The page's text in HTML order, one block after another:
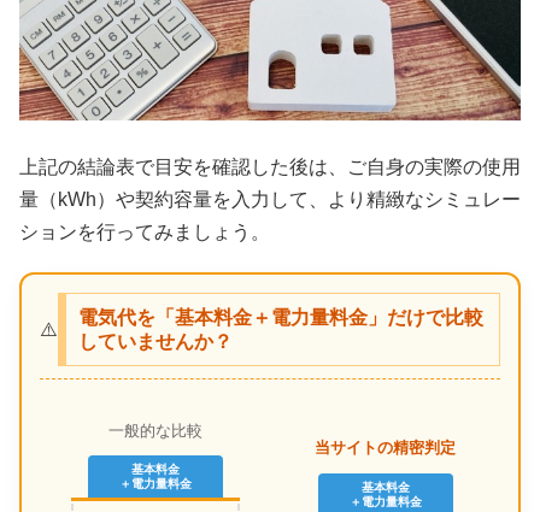
上記の結論表で目安を確認した後は、ご自身の実際の使用
量（kWh）や契約容量を入力して、より精緻なシミュレー
ションを行ってみましょう。
⚠️
電気代を「基本料金＋電力量料金」だけで比較
していませんか？
一般的な比較
基本料金
＋電力量料金
当サイトの精密判定
基本料金
＋電力量料金